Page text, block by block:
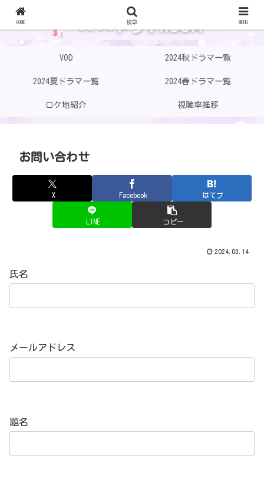
VOD 2024秋ドラマ一覧
2024夏ドラマ一覧 2024春ドラマ一覧
ロケ地紹介 視聴率推移
お問い合わせ
X Facebook はてブ
LINE コピー
2024.03.14
氏名
メールアドレス
題名
HOME 検索 MENU